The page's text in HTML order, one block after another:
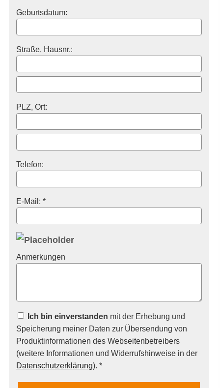
Geburts­datum:
Straße, Hausnr.:
PLZ, Ort:
Telefon:
E-Mail: *
Anmerkungen
Ich bin einverstanden mit der Erhebung und
Speicherung meiner Daten zur Übersendung von
Produktinformationen des Webseitenbetreibers
(weitere Informationen und Widerrufshinweise in der
Datenschutzerklärung). *